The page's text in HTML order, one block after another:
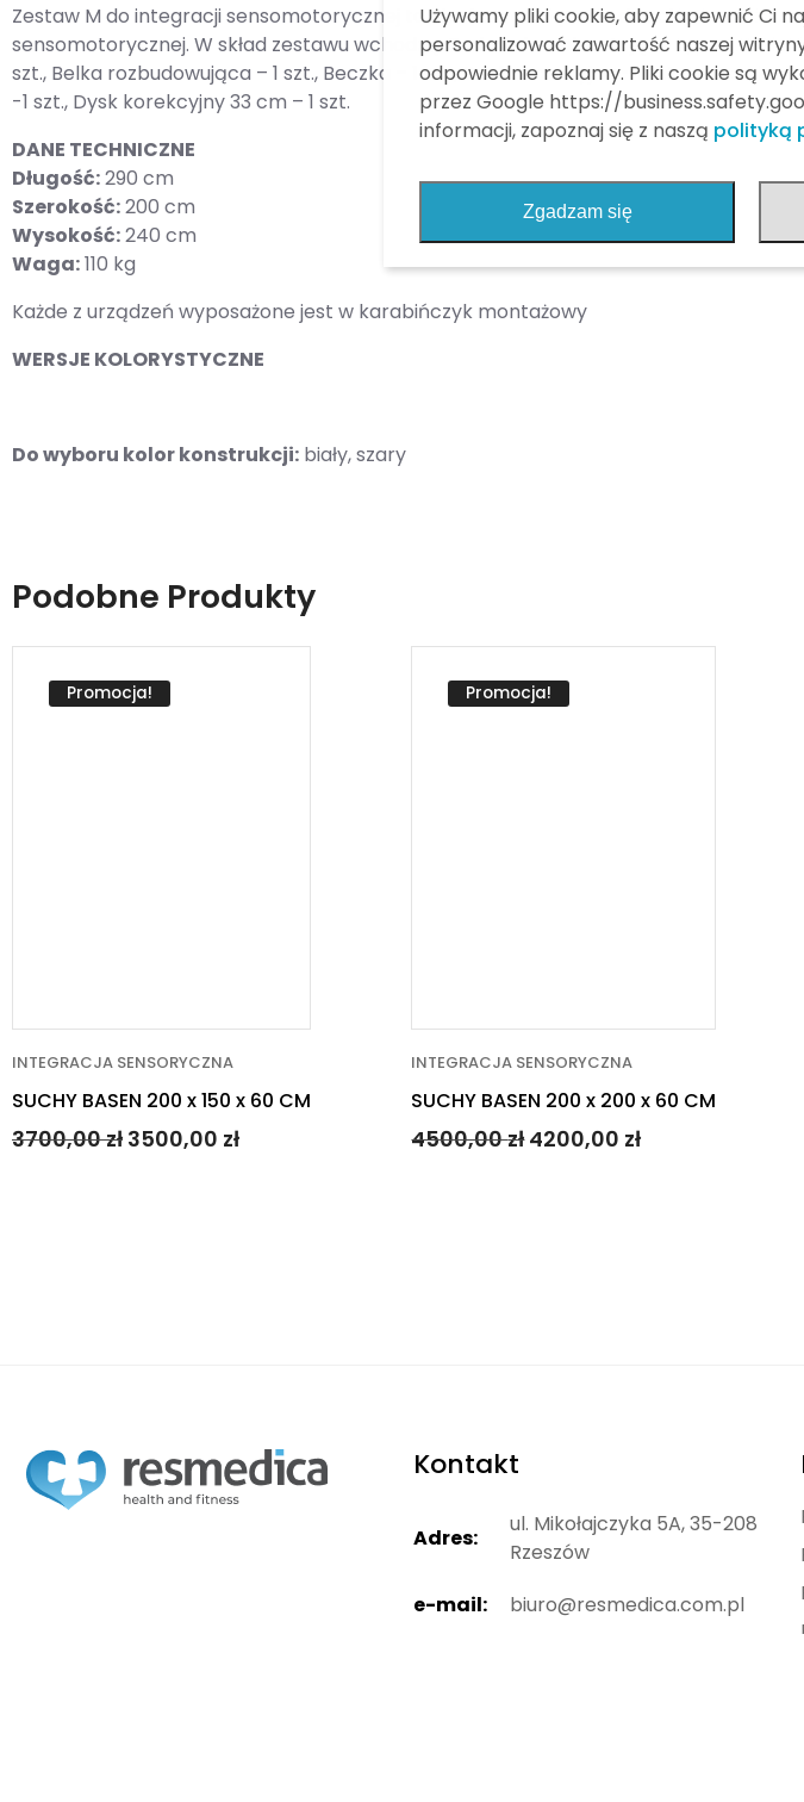
Zestaw M do integracji sensomotorycznej to idealne rozwiązanie do sal i
sensomotorycznej. W skład zestawu wchodzą: Podwiesie wolnostojące typu “U”,
szt., Belka rozbudowująca – 1 szt., Beczka – 1 szt., Deska rotacyjna – 1 szt., Huśtawka
-1 szt., Dysk korekcyjny 33 cm – 1 szt.
DANE TECHNICZNE
Długość:290 cm
Szerokość:200 cm
Wysokość:240 cm
Waga:110 kg
Każde z urządzeń wyposażone jest w karabińczyk montażowy
WERSJE KOLORYSTYCZNE
Do wyboru kolor konstrukcji: biały, szary
Podobne Produkty
Promocja!
INTEGRACJA SENSORYCZNA
SUCHY BASEN 200 x 150 x 60 CM
3700,00zł 3500,00 zł
Promocja!
INTEGRACJA SENSORYCZNA
SUCHY BASEN 200 x 200 x 60 CM
4500,00zł4200,00 zł
Kontakt
Adres:
ul. Mikołajczyka 5A, 35-208
Rzeszów
e-mail:
biuro@resmedica.com.pl
Używamy pliki cookie, aby zapewnić Ci
personalizować zawartość naszej
odpowiednie reklamy. Pliki cookie są
przez Google https://
informacji, zapoznaj się z naszą polityką
Zgadzam się